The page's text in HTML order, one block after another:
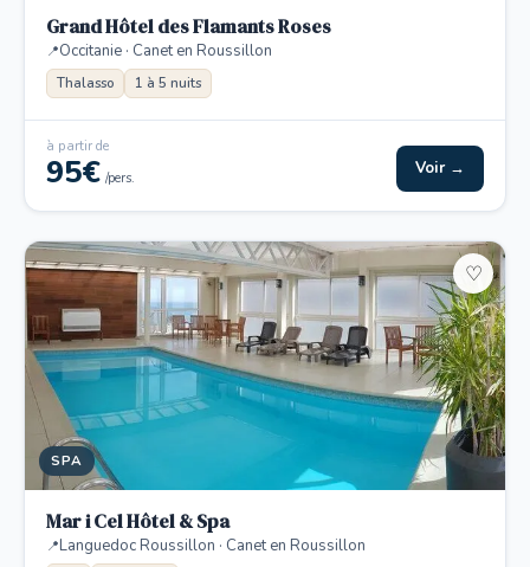
Grand Hôtel des Flamants Roses
Occitanie · Canet en Roussillon
Thalasso 1 à 5 nuits
à partir de
95€ /pers. Voir →
SPA
♡
Mar i Cel Hôtel & Spa
Languedoc Roussillon · Canet en Roussillon